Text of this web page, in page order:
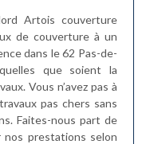
Artois couverture
de couverture à un
dans le 62 Pas-de-
que soient la
Vous n’avez pas à
pas chers sans
Faites-nous part de
prestations selon